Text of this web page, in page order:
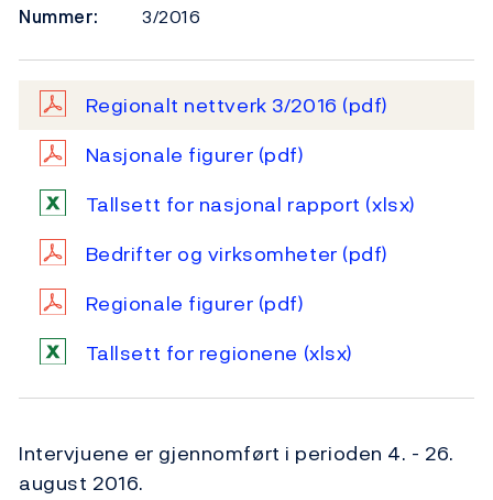
Nummer:
3/2016
Regionalt nettverk 3/2016 (pdf)
Nasjonale figurer (pdf)
Tallsett for nasjonal rapport (xlsx)
Bedrifter og virksomheter (pdf)
Regionale figurer (pdf)
Tallsett for regionene (xlsx)
Intervjuene er gjennomført i perioden 4. - 26.
august 2016.